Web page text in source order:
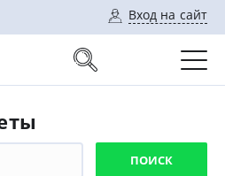
Вход на сайт